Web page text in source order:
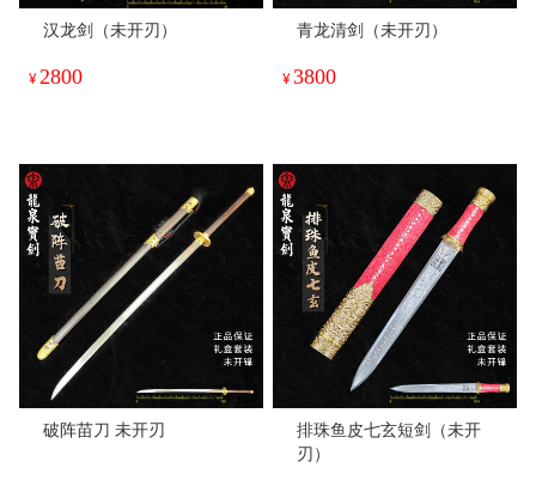
汉龙剑（未开刃）
¥ 2800
青龙清剑（未开刃）
¥3800
破阵苗刀 未开刃
排珠鱼皮七玄短剑（未开
刃）